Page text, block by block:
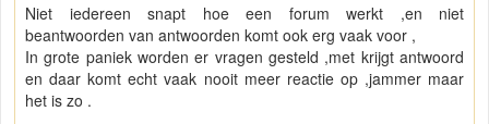
Niet iedereen snapt hoe een forum werkt ,en niet
beantwoorden van antwoorden komt ook erg vaak voor ,
In grote paniek worden er vragen gesteld ,met krijgt antwoord
en daar komt echt vaak nooit meer reactie op ,jammer maar
het is zo .